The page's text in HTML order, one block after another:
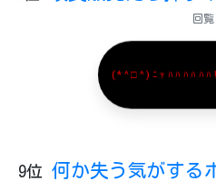
回覧
(*^□^)ﾆｬﾊﾊﾊﾊﾊ
9位 何か失う気がする